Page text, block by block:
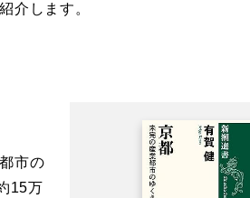
介します。
市の
15万